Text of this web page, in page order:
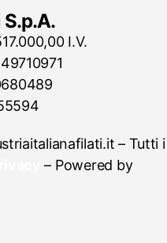
I.V.
– Tutti i
– Powered by